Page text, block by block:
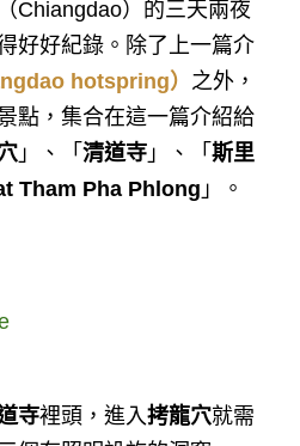
Chiangdao）的三天兩夜
好好紀錄。 除了上一篇介
hotspring） 之外，
點，集合在這一篇介紹給
」、「 清道寺 」、「 斯里
Tham Pha Phlong 」。
寺裡頭，進入拷龍穴就需